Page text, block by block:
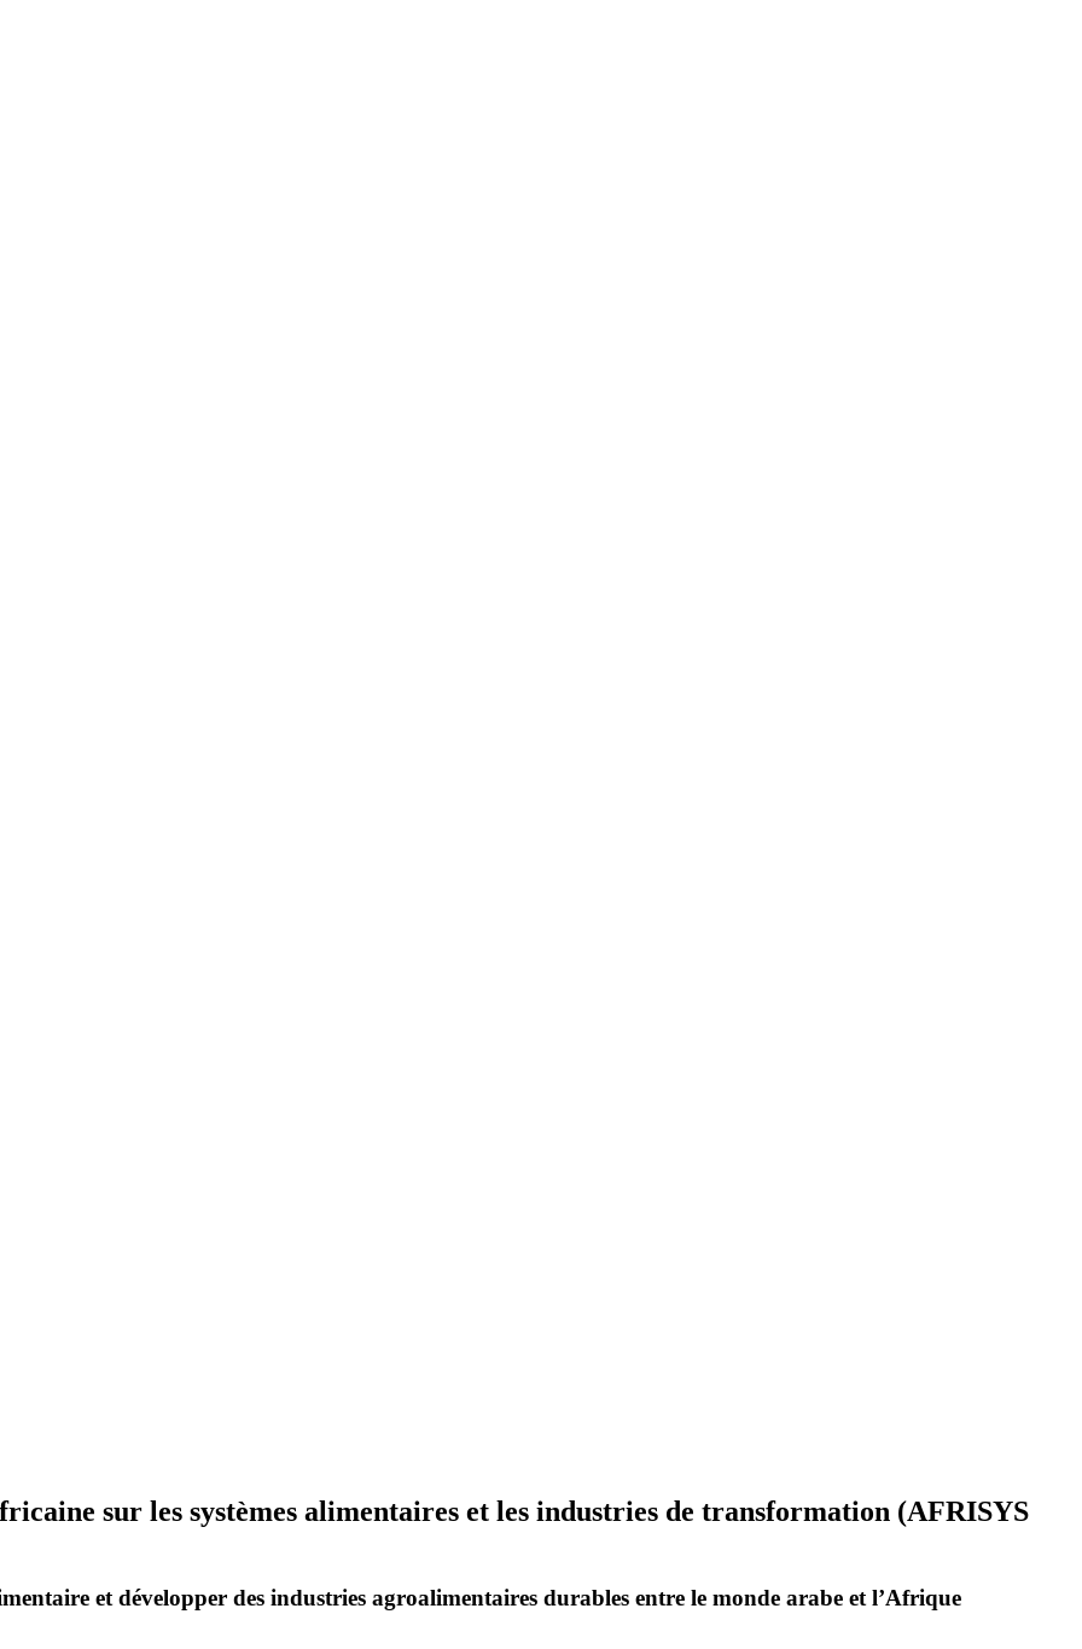
sur les systèmes alimentaires et les industries de transformation (AFRISYS
et développer des industries agroalimentaires durables entre le monde arabe et l’Afrique